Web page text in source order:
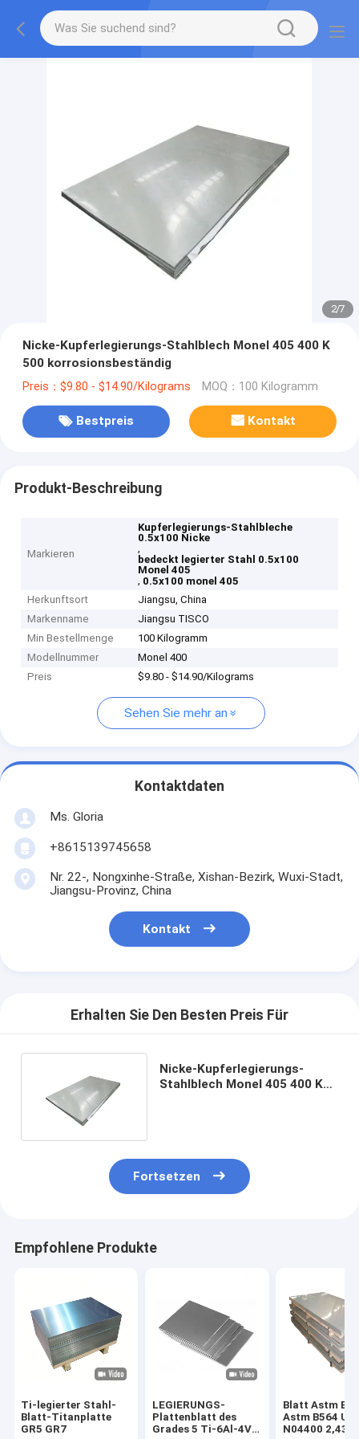
2/7
Nicke-Kupferlegierungs-Stahlblech Monel 405 400 K
500 korrosionsbeständig
Preis：$9.80 - $14.90/Kilograms MOQ：100 Kilogramm
Bestpreis Kontakt
Produkt-Beschreibung
Markieren
Kupferlegierungs-Stahlbleche
0.5x100 Nicke
,
bedeckt legierter Stahl 0.5x100
Monel 405
, 0.5x100 monel 405
Herkunftsort
Jiangsu, China
Markenname
Jiangsu TISCO
Min Bestellmenge
100 Kilogramm
Modellnummer
Monel 400
Preis
$9.80 - $14.90/Kilograms
Sehen Sie mehr an
Kontaktdaten
Ms. Gloria
+8615139745658
Nr. 22-, Nongxinhe-Straße, Xishan-Bezirk, Wuxi-Stadt,
Jiangsu-Provinz, China
Kontakt
Erhalten Sie Den Besten Preis Für
Nicke-Kupferlegierungs-
Stahlblech Monel 405 400 K
Fortsetzen
Empfohlene Produkte
Ti-legierter Stahl-
Blatt-Titanplatte
GR5 GR7
LEGIERUNGS-
Plattenblatt des
Grades 5 Ti-6Al-4V
Blatt Astm
Astm B564
N04400